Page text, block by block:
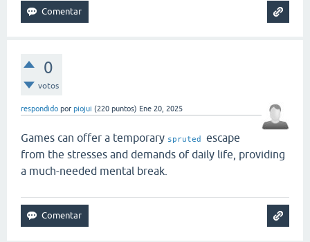
0
votos
respondido por piojui (220 puntos) Ene 20, 2025
Games can offer a temporary spruted
escape
from the stresses and demands of daily life, providing
a much-needed mental break.